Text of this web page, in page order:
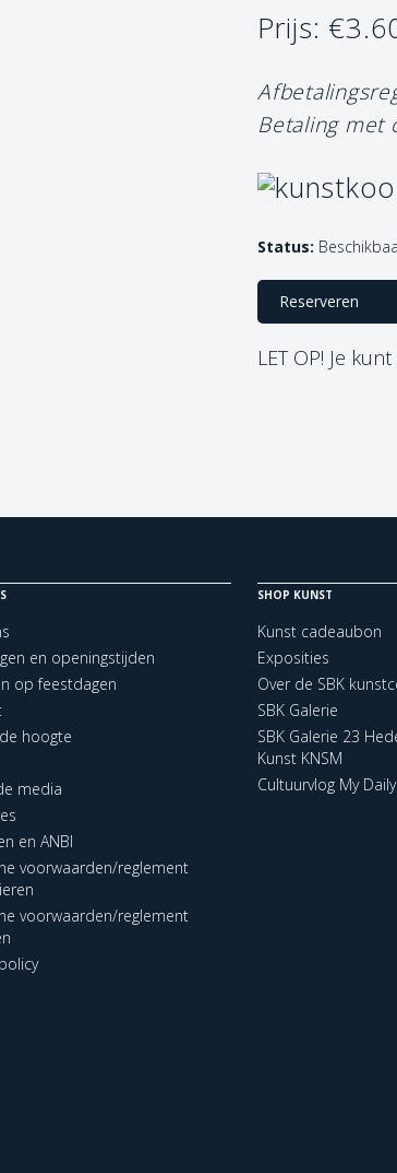
Prijs:
Betaling met
Status:
Reserveren
LET OP! Je
en openingstijden
op feestdagen
hoogte
media
en ANBI
voorwaarden/reglement
voorwaarden/reglement
SHOP KUNST
Kunst cadeaubon
Exposities
Over de SBK
SBK Galerie
SBK Galerie 23
Kunst KNSM
Cultuurvlog My